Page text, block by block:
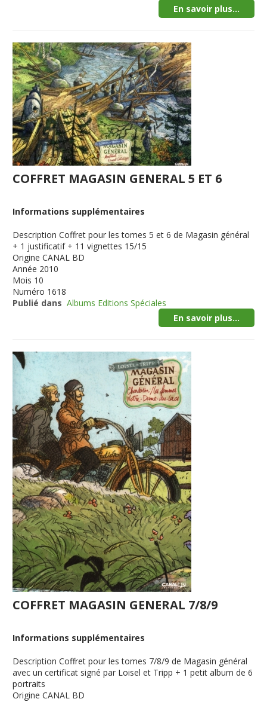
En savoir plus...
COFFRET MAGASIN GENERAL 5 ET 6
Informations supplémentaires
Description Coffret pour les tomes 5 et 6 de Magasin général
+ 1 justificatif + 11 vignettes 15/15
Origine CANAL BD
Année 2010
Mois 10
Numéro 1618
Publié dans Albums Editions Spéciales
En savoir plus...
COFFRET MAGASIN GENERAL 7/8/9
Informations supplémentaires
Description Coffret pour les tomes 7/8/9 de Magasin général
avec un certificat signé par Loisel et Tripp + 1 petit album de 6
portraits
Origine CANAL BD